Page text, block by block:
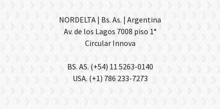
NORDELTA | Bs. As. | Argentina
Av. de los Lagos 7008 piso 1°
Circular Innova
BS. AS. (+54) 11 5263-0140
USA. (+1) 786 233-7273